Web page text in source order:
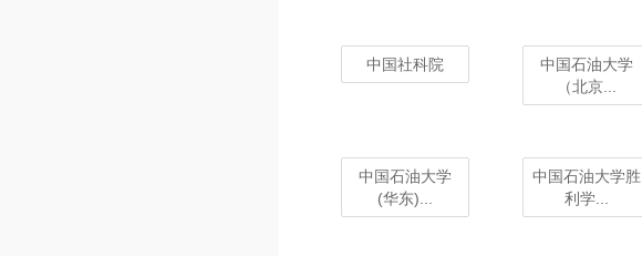
中国社科院
中国石油大学
（北京...
中国石油大学
(华东)...
中国石油大学胜
利学...